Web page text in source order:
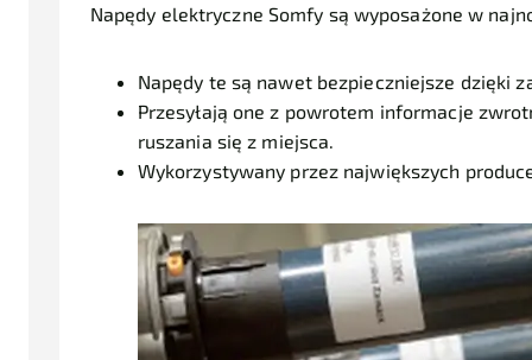
Napędy elektryczne Somfy są wyposażone w
Napędy te są nawet bezpieczniejsze dzięki
Przesyłają one z powrotem informacje
ruszania się z miejsca.
Wykorzystywany przez największych